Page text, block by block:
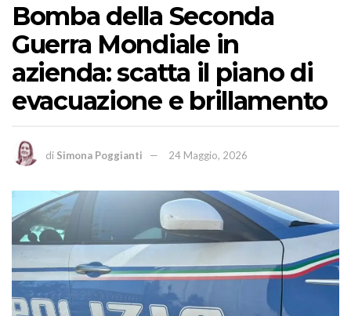
Bomba della Seconda
Guerra Mondiale in
azienda: scatta il piano di
evacuazione e brillamento
di Simona Poggianti 24 Maggio, 2026